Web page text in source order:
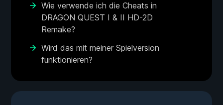
Wie verwende ich die Cheats in
DRAGON QUEST I & II HD-2D
Remake?
Wird das mit meiner Spielversion
funktionieren?